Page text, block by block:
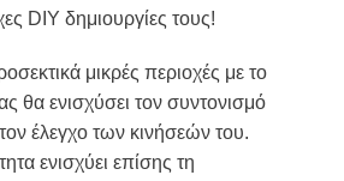
DIY δημιουργίες τους!
μικρές περιοχές με το
θα ενισχύσει τον συντονισμό
έλεγχο των κινήσεών του.
ενισχύει επίσης τη